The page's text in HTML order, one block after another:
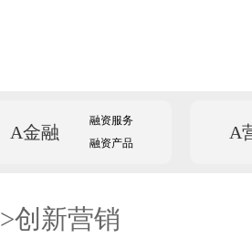
A金融
融资服务
融资产品
A
>创新营销